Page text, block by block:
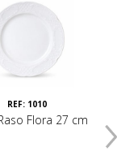
REF: 1010
Flora 27 cm